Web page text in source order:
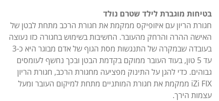
בטיחות מוגברת לילד שטרם נולד
חגורת הריון עם איזופיקס ממקמת את חגורת הרכב מתחת לבטן של
האישה ההרה והרחק מהעובר. החשיבות בשימוש בחגורה כזו נעוצה
בעובדה שבמקרה של התנגשות מסת הגוף של אדם מבוגר היא כ-3
עד 5 טון, בעוד העובר ממוקם בקדמת הבטן ובכך נחשף לעומסים
גבוהים. כדי להגן על התינוק מפציעה מחגורת הרכב, חגורת הריון
iZi FIX ממקמת את חגורת המותניים מתחת למיקום העובר ומעל
עצמות הירך.